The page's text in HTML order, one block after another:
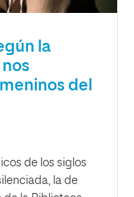
la
del
de los siglos
la de